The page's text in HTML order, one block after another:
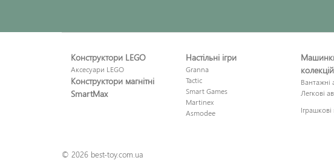
Конструктори LEGO
Аксесуари LEGO
Конструктори магнітні
SmartMax
Настільні ігри
Granna
Tactic
Smart Games
Martinex
Asmodee
Вантажні
Легкові
© 2026 best-toy.com.ua